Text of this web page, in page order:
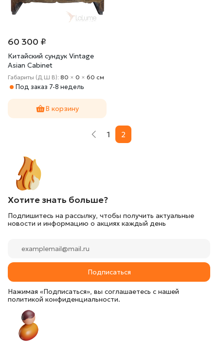
60 300 ₽
Китайский сундук Vintage
Asian Cabinet
Габариты (Д Ш В): 80 × 0 × 60 cм
Под заказ 7-8 недель
В корзину
1 2
Хотите знать больше?
Подпишитесь на рассылку, чтобы получить актуальные
новости и информацию о акциях каждый день
Подписаться
Нажимая «Подписаться», вы соглашаетесь с нашей
политикой конфиденциальности.